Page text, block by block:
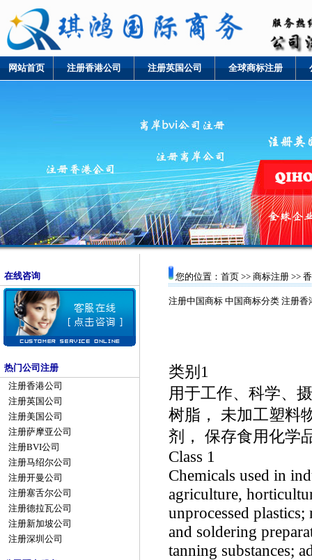
网站首页 注册香港公司 注册英国公司 全球商标注册
在线咨询
热门公司注册
注册香港公司
注册英国公司
注册美国公司
注册萨摩亚公司
注册BVI公司
注册马绍尔公司
注册开曼公司
注册塞舌尔公司
注册德拉瓦公司
注册新加坡公司
注册深圳公司
您的位置： 首页>> 商标注册>>
注册中国商标 中国商标分类 注册香
类别1
用于工作、科学、
树脂， 未加工塑料
剂， 保存食用化学
Class 1
Chemicals used in
agriculture,
unprocessed
and soldering
tanning substances;